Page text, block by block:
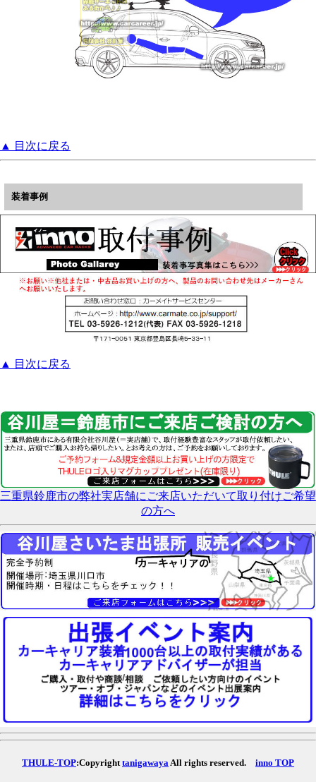
▲ 目次に戻る
装着事例
▲ 目次に戻る
三重県鈴鹿市の弊社実店舗にご来店いただいて取り付けご希望
の方へ
THULE-TOP:Copyright tanigawaya All rights reserved. inno TOP